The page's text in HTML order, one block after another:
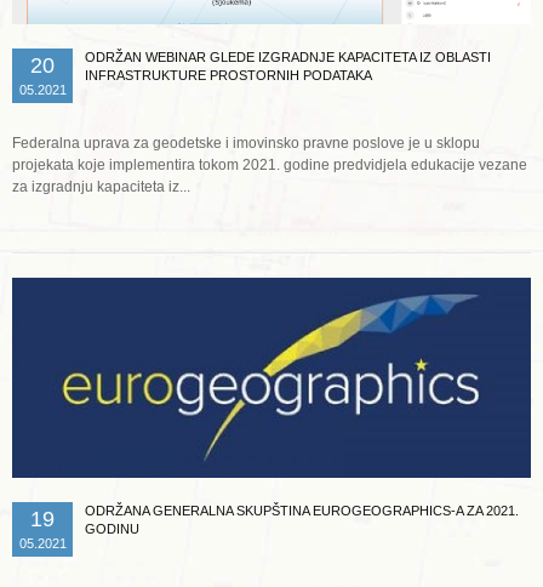
20
05.2021
ODRŽAN WEBINAR GLEDE IZGRADNJE KAPACITETA IZ OBLASTI
INFRASTRUKTURE PROSTORNIH PODATAKA
Federalna uprava za geodetske i imovinsko pravne poslove je u sklopu
projekata koje implementira tokom 2021. godine predvidjela edukacije vezane
za izgradnju kapaciteta iz...
19
05.2021
ODRŽANA GENERALNA SKUPŠTINA EUROGEOGRAPHICS-A ZA 2021.
GODINU